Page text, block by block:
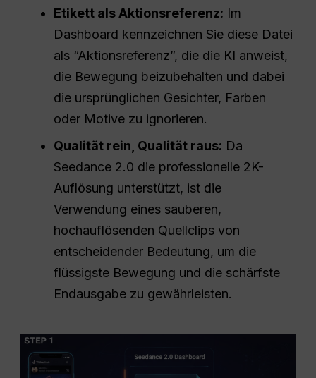
Etikett als Aktionsreferenz: Im
Dashboard kennzeichnen Sie diese Datei
als “Aktionsreferenz”, die die KI anweist,
die Bewegung beizubehalten und dabei
die ursprünglichen Gesichter, Farben
oder Motive zu ignorieren.
Qualität rein, Qualität raus: Da
Seedance 2.0 die professionelle 2K-
Auflösung unterstützt, ist die
Verwendung eines sauberen,
hochauflösenden Quellclips von
entscheidender Bedeutung, um die
flüssigste Bewegung und die schärfste
Endausgabe zu gewährleisten.